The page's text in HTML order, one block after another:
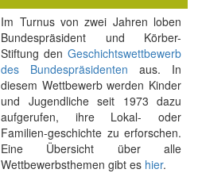
Im Turnus von zwei Jahren loben
Bundespräsident und Körber-
Stiftung den Geschichtswettbewerb
des Bundespräsidenten aus. In
diesem Wettbewerb werden Kinder
und Jugendliche seit 1973 dazu
aufgerufen, ihre Lokal- oder
Familien-geschichte zu erforschen.
Eine Übersicht über alle
Wettbewerbsthemen gibt es hier.